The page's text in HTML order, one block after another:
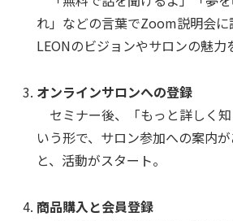
れ」などの言葉でZoom説明会に
LEONのビジョンやサロンの魅力
オンラインサロンへの登録
セミナー後、「もっと詳しく
いう形で、サロン参加への案内
と、活動がスタート。
商品購入と会員登録